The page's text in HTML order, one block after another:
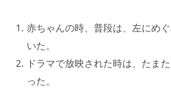
赤ちゃんの時、普段は、左にめ
いた。
ドラマで放映された時は、たま
った。